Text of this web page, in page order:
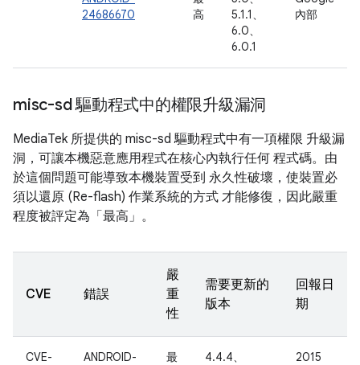
24686670
高
5.1.1、
6.0、
6.0.1
內部
misc-sd 驅動程式中的權限升級漏洞
MediaTek 所提供的 misc-sd 驅動程式中有一項權限 升級漏
洞，可讓本機惡意應用程式在核心內執行任何 程式碼。由
於這個問題可能導致本機裝置受到 永久性破壞，使裝置必
須以還原 (Re-flash) 作業系統的方式 才能修復，因此嚴重
程度被評定為「最高」。
CVE 錯誤
嚴
重
性
需要更新的
版本
回報日
期
CVE-
ANDROID-
最
4.4.4、
2015